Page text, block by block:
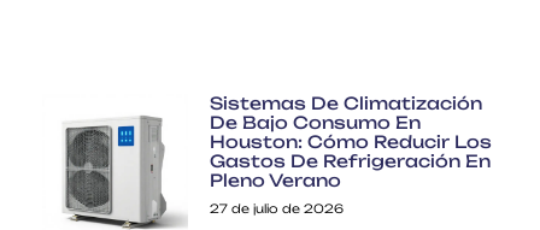
Sistemas De Climatización
De Bajo Consumo En
Houston: Cómo Reducir Los
Gastos De Refrigeración En
Pleno Verano
27 de julio de 2026